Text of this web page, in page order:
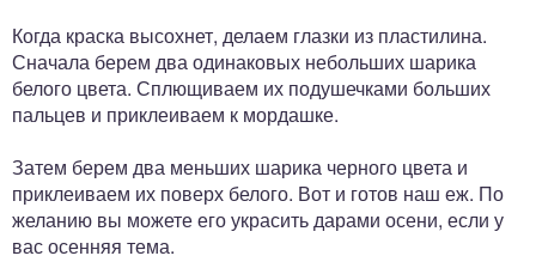
Когда краска высохнет, делаем глазки из пластилина.
Сначала берем два одинаковых небольших шарика
белого цвета. Сплющиваем их подушечками больших
пальцев и приклеиваем к мордашке.
Затем берем два меньших шарика черного цвета и
приклеиваем их поверх белого. Вот и готов наш еж. По
желанию вы можете его украсить дарами осени, если у
вас осенняя тема.